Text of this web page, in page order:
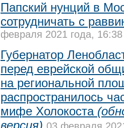
Папский нунций в
сотрудничать с
февраля 2021 года, 16:38
Губернатор
перед еврейской
на региональной
распространилось
мифе Холокоста
версия)